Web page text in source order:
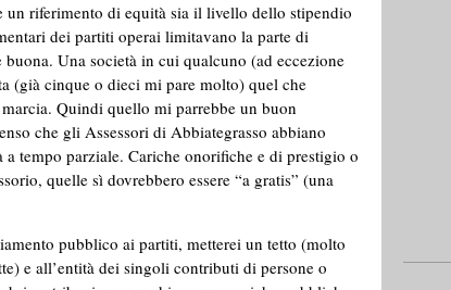
un riferimento di equità sia il livello dello stipendio
dei partiti operai limitavano la parte di
Una società in cui qualcuno (ad eccezione
(già cinque o dieci mi pare molto) quel che
Quindi quello mi parrebbe un buon
che gli Assessori di Abbiategrasso abbiano
tempo parziale. Cariche onorifiche e di prestigio o
quelle sì dovrebbero essere “a gratis” (una
pubblico ai partiti, metterei un tetto (molto
e all’entità dei singoli contributi di persone o